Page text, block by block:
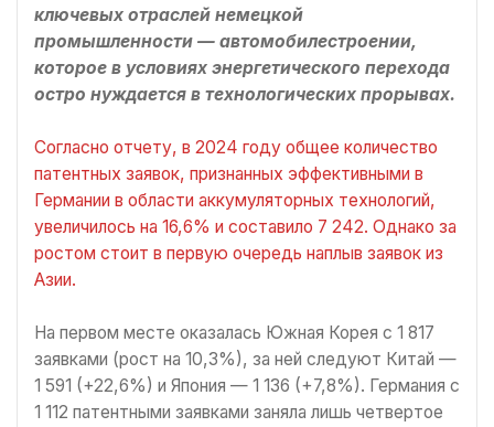
ключевых отраслей немецкой
промышленности — автомобилестроении,
которое в условиях энергетического перехода
остро нуждается в технологических прорывах.
Согласно отчету, в 2024 году общее количество
патентных заявок, признанных эффективными в
Германии в области аккумуляторных технологий,
увеличилось на 16,6% и составило 7 242. Однако за
ростом стоит в первую очередь наплыв заявок из
Азии.
На первом месте оказалась Южная Корея с 1 817
заявками (рост на 10,3%), за ней следуют Китай —
1 591 (+22,6%) и Япония — 1 136 (+7,8%). Германия с
1 112 патентными заявками заняла лишь четвертое